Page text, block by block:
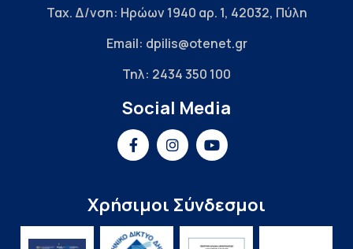
Ταχ. Δ/νση: Ηρώων 1940 αρ. 1, 42032, Πύλη
Email: dpilis@otenet.gr
Τηλ: 2434 350 100
Social Media
Χρήσιμοι Σύνδεσμοι